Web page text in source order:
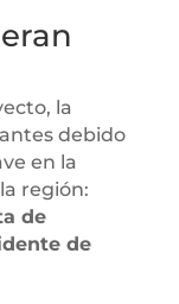
la
debido
en la
región:
de
de